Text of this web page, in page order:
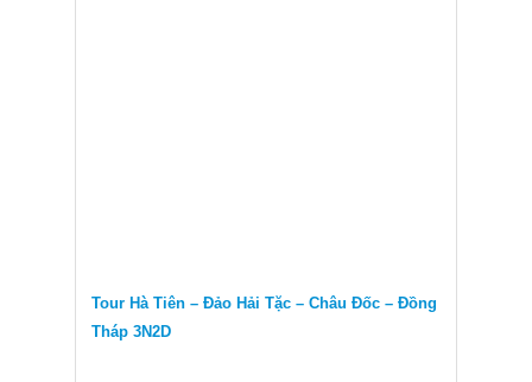
Tour Hà Tiên – Đảo Hải Tặc – Châu Đốc – Đồng
Tháp 3N2D